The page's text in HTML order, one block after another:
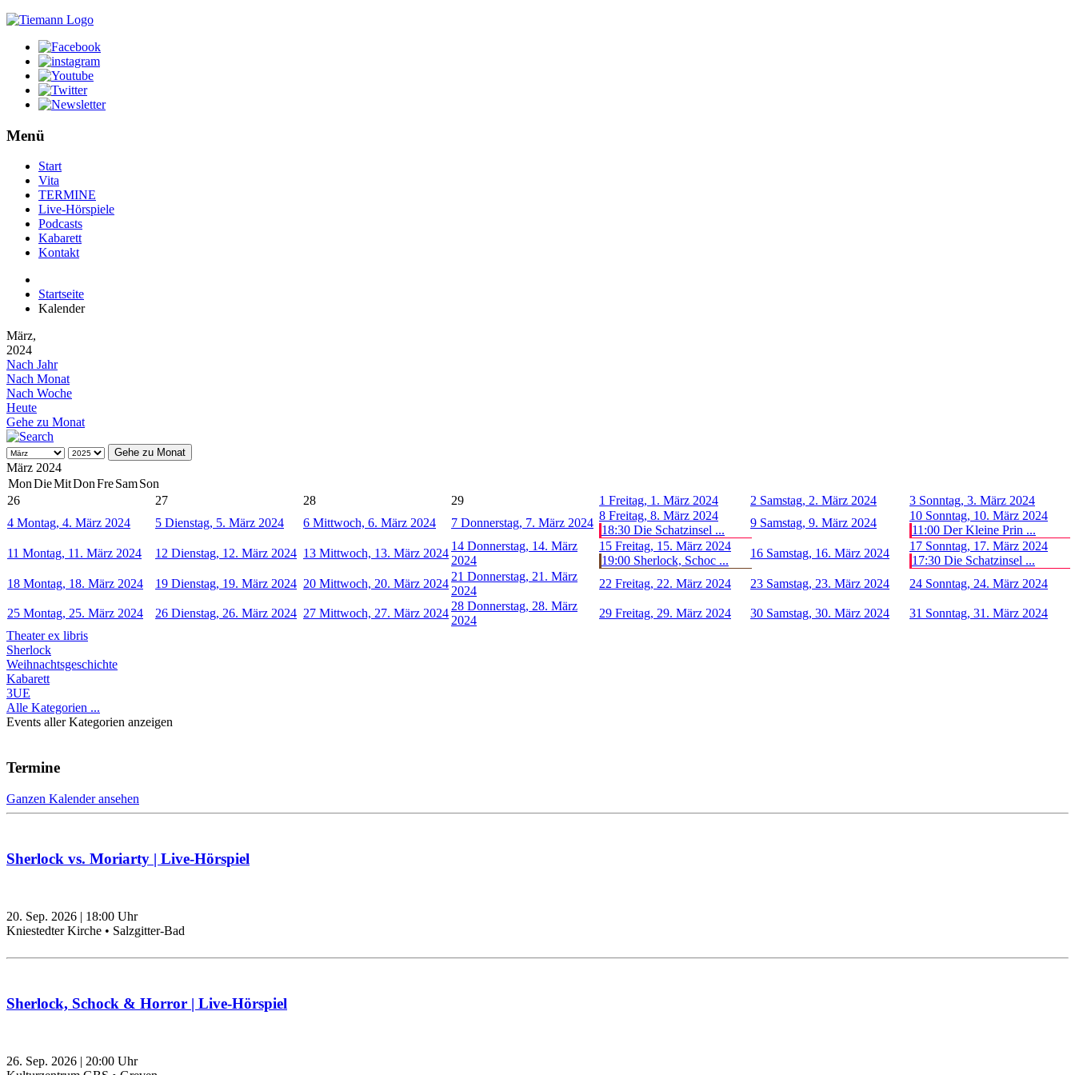
Menü
Start
Vita
TERMINE
Live-Hörspiele
Podcasts
Kabarett
Kontakt
Startseite
Kalender
März,
2024
Nach Jahr
Nach Monat
Nach Woche
Heute
Gehe zu Monat
Gehe zu Monat
März 2024
MonDieMitDonFreSamSon
26
27 28 29 1 Freitag, 1. März 2024 2 Samstag, 2. März 2024 3 Sonntag, 3. März 2024
4 Montag, 4. März 2024 5 Dienstag, 5. März 2024 6 Mittwoch, 6. März 2024 7 Donnerstag, 7. März 2024
8 Freitag, 8. März 2024
18:30 Die Schatzinsel ...
9 Samstag, 9. März 2024
10 Sonntag, 10. März 2024
11:00 Der Kleine Prin ...
11 Montag, 11. März 2024 12 Dienstag, 12. März 2024 13 Mittwoch, 13. März 2024
14 Donnerstag, 14. März
2024
15 Freitag, 15. März 2024
19:00 Sherlock, Schoc ...
16 Samstag, 16. März 2024
17 Sonntag, 17. März 2024
17:30 Die Schatzinsel ...
18 Montag, 18. März 2024 19 Dienstag, 19. März 2024 20 Mittwoch, 20. März 2024
21 Donnerstag, 21. März
2024
22 Freitag, 22. März 2024 23 Samstag, 23. März 2024 24 Sonntag, 24. März 2024
25 Montag, 25. März 2024 26 Dienstag, 26. März 2024 27 Mittwoch, 27. März 2024
28 Donnerstag, 28. März
2024
29 Freitag, 29. März 2024 30 Samstag, 30. März 2024 31 Sonntag, 31. März 2024
Theater ex libris
Sherlock
Weihnachtsgeschichte
Kabarett
3UE
Alle Kategorien ...
Events aller Kategorien anzeigen
Termine
Ganzen Kalender ansehen
Sherlock vs. Moriarty | Live-Hörspiel
20. Sep. 2026 | 18:00 Uhr
Kniestedter Kirche • Salzgitter-Bad
Sherlock, Schock & Horror | Live-Hörspiel
26. Sep. 2026 | 20:00 Uhr